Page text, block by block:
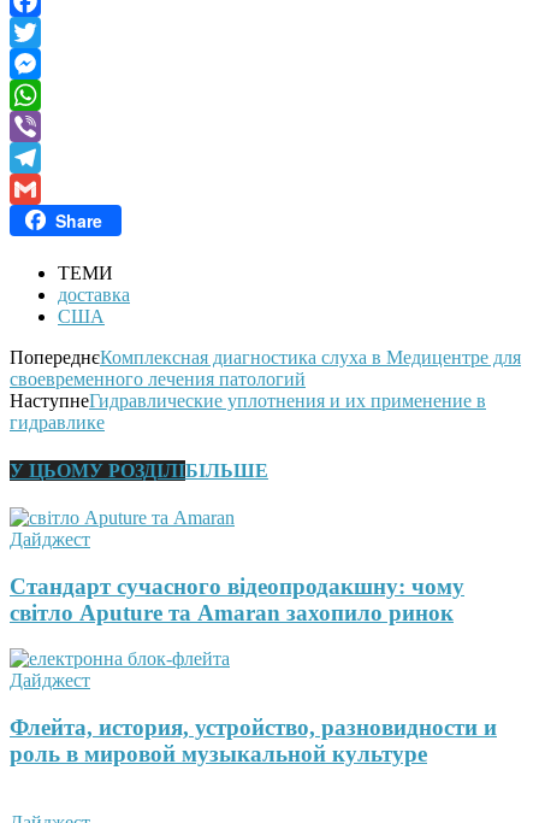
Facebook
Twitter
Messenger
WhatsApp
Viber
Telegram
GmailShare
ТЕМИ
доставка
США
ПопереднєКомплексная диагностика слуха в Медицентре для
своевременного лечения патологий
НаступнеГидравлические уплотнения и их применение в
гидравлике
У ЦЬОМУ РОЗДІЛІБІЛЬШЕ
Дайджест
Стандарт сучасного відеопродакшну: чому
світло Aputure та Amaran захопило ринок
Дайджест
Флейта, история, устройство, разновидности и
роль в мировой музыкальной культуре